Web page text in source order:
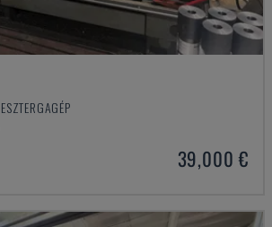
39,000 €